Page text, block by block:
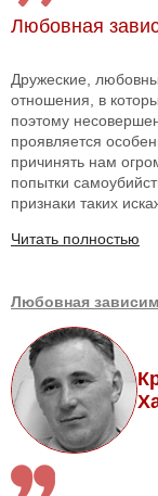
Любовная
Дружеские,
отношения, в
поэтому
проявляется
причинять нам
попытки
признаки таких
Читать полностью
Любовная